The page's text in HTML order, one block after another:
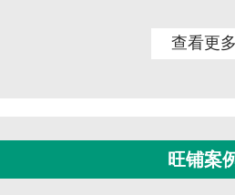
查看更多
旺铺案